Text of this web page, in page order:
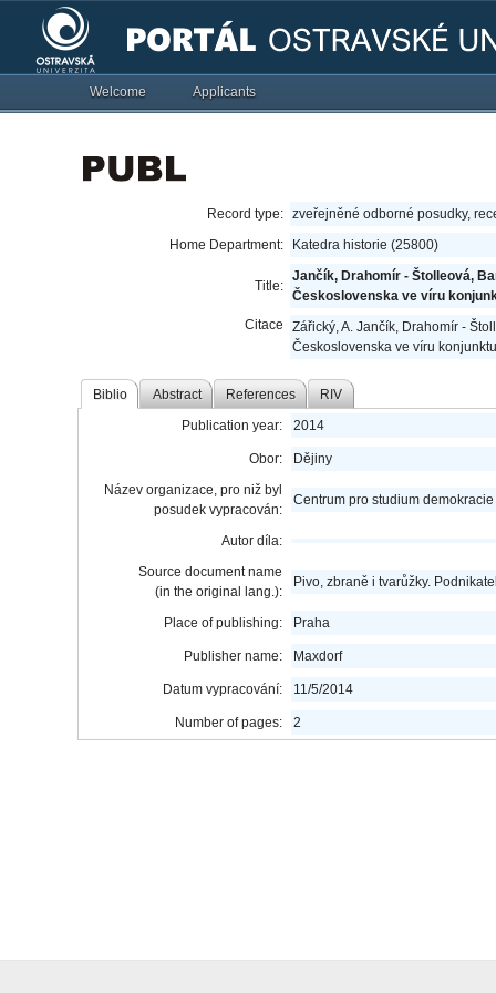
Welcome Applicants
Record type: zveřejněné odborné posudky,
Home Department:
Katedra historie (25800)
Title:
Jančík, Drahomír - Štolleová,
Československa ve víru
Citace
Zářický, A. Jančík, Drahomír -
Československa ve víru
Biblio Abstract References RIV
Publication year: 2014
Obor:
Dějiny
Název organizace, pro niž byl
posudek vypracován:
Centrum pro studium
Autor díla:
Source document name
(in the original lang.):
Pivo, zbraně i tvarůžky.
Place of publishing: Praha
Publisher name: Maxdorf
Datum vypracování: 11/5/2014
Number of pages: 2